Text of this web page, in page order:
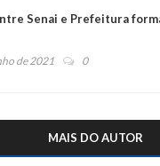
Senai e Prefeitura
de 2021 0
MAIS DO AUTOR